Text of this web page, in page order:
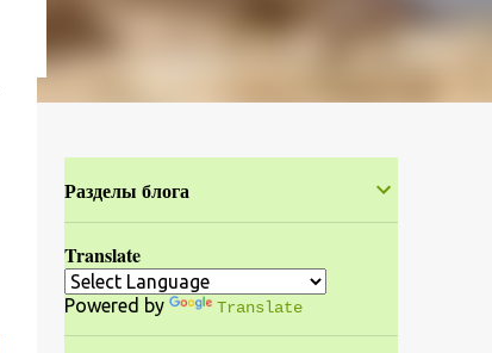
Разделы блога
Translate
Powered by Translate